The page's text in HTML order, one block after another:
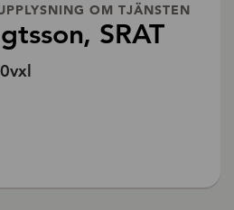
OM TJÄNSTEN
SRAT